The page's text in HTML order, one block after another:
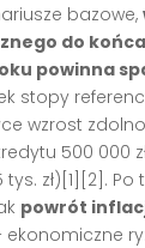
bazowe,
do
powinna
stopy
wzrost
500 000
zł)[1][2]. Po
powrót
ekonomiczne